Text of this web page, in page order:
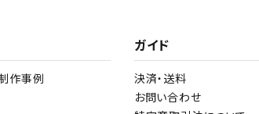
作事例
ガイド
決済・送料
お問い合わせ